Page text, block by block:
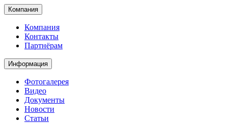
Компания
Компания
Контакты
Партнёрам
Информация
Фотогалерея
Видео
Документы
Новости
Статьи